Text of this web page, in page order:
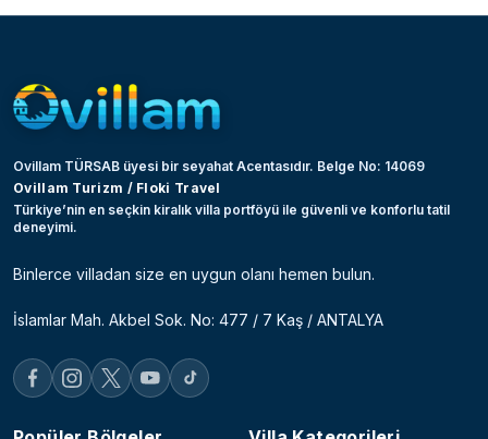
Ovillam TÜRSAB üyesi bir seyahat Acentasıdır. Belge No: 14069
Ovillam Turizm / Floki Travel
Türkiye’nin en seçkin kiralık villa portföyü ile güvenli ve konforlu tatil
deneyimi.
Binlerce villadan size en uygun olanı hemen bulun.
İslamlar Mah. Akbel Sok. No: 477 / 7 Kaş / ANTALYA